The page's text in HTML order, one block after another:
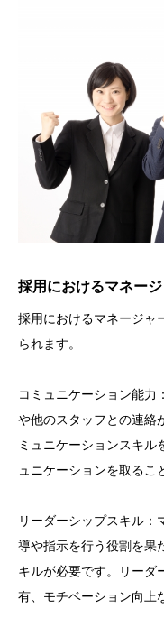
採用におけるマネー
採用におけるマネージャ
られます。
コミュニケーション能力
や他のスタッフとの連絡
ミュニケーションスキル
ュニケーションを取るこ
リーダーシップスキル：
導や指示を行う役割を果
キルが必要です。リーダ
有、モチベーション向上